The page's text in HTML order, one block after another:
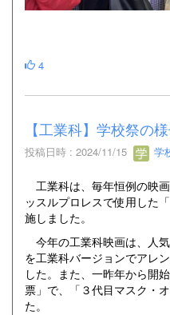
4
【工業科】学校祭の
投稿日時 : 2024/11/15 学
工業科は、毎年恒例の映
ッスルプロレスで使用した
施しました。
今年の工業科映画は、人
を工業科バージョンでアレ
した。また、一昨年から開
票」で、「３代目マスク・
た。